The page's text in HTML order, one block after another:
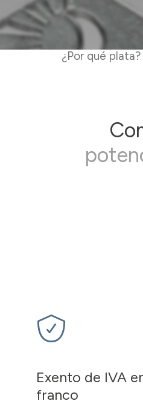
¿Por qué plata?
Exento de IVA
franco